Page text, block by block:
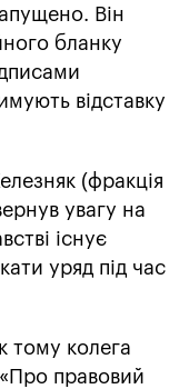
Він
бланку
відставку
(фракція
увагу на
існує
уряд під час
тому колега
правовий